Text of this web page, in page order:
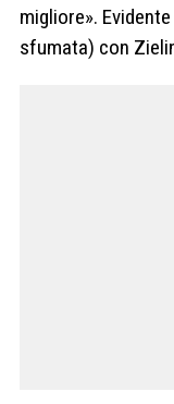
migliore».
sfumata) con